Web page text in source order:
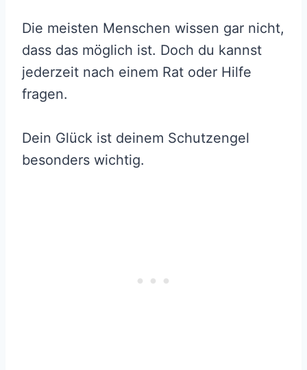
Die meisten Menschen wissen gar nicht,
dass das möglich ist. Doch du kannst
jederzeit nach einem Rat oder Hilfe
fragen.
Dein Glück ist deinem Schutzengel
besonders wichtig.